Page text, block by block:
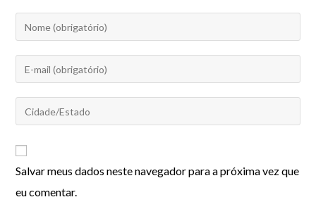
Salvar meus dados neste navegador para a próxima vez que
eu comentar.